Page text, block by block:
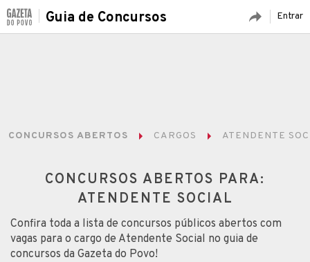
Entrar
Guia de Concursos
CONCURSOS ABERTOS CARGOS ATENDENTE
CONCURSOS ABERTOS PARA:
ATENDENTE SOCIAL
Confira toda a lista de concursos públicos abertos com
vagas para o cargo de Atendente Social no guia de
concursos da Gazeta do Povo!